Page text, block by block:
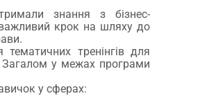
знання з бізнес-
крок на шляху до
тренінгів для
Загалом у межах програми
у сферах: